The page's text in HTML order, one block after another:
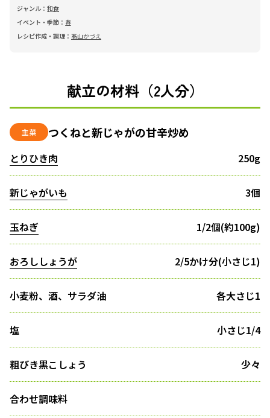
ジャンル： 和食
イベント・季節： 春
レシピ作成・調理： 髙山かづえ
献立の材料（2人分）
主菜 つくねと新じゃがの甘辛炒め
とりひき肉 250g
新じゃがいも 3個
玉ねぎ 1/2個(約100g)
おろししょうが 2/5かけ分(小さじ1)
小麦粉、酒、サラダ油 各大さじ1
塩 小さじ1/4
粗びき黒こしょう 少々
合わせ調味料